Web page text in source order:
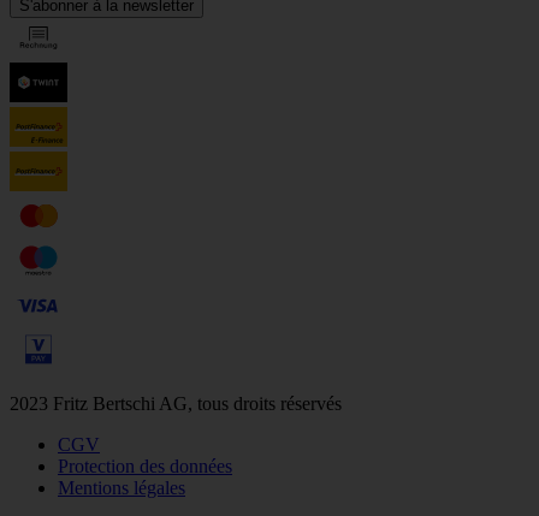
S'abonner à la newsletter
2023 Fritz Bertschi AG, tous droits réservés
CGV
Protection des données
Mentions légales